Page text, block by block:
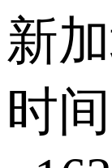
新
时